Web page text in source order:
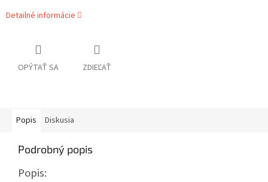
Detailné informácie
OPÝTAŤ SA ZDIEĽAŤ
Popis Diskusia
Podrobný popis
Popis: